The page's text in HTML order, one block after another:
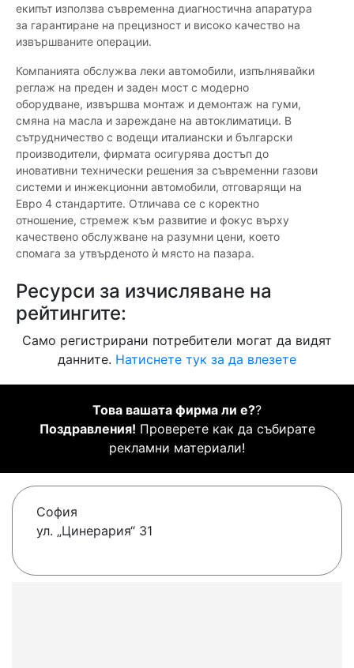
екипът използва съвременна диагностична апаратура
за гарантиране на прецизност и високо качество на
извършваните операции.
Компанията обслужва леки автомобили, изпълнявайки
реглаж на преден и заден мост с модерно
оборудване, извършва монтаж и демонтаж на гуми,
смяна на масла и зареждане на автоклиматици. В
сътрудничество с водещи италиански и български
производители, фирмата осигурява достъп до
иновативни технически решения за съвременни газови
системи и инжекционни автомобили, отговарящи на
Евро 4 стандартите. Отличава се с коректно
отношение, стремеж към развитие и фокус върху
качествено обслужване на разумни цени, което
спомага за утвърденото ѝ място на пазара.
Ресурси за изчисляване на
рейтингите:
Само регистрирани потребители могат да видят
данните. Натиснете тук за да влезете
Това вашата фирма ли е??
Поздравления! Проверете как да събирате
рекламни материали!
София
ул. „Цинерария“ 31